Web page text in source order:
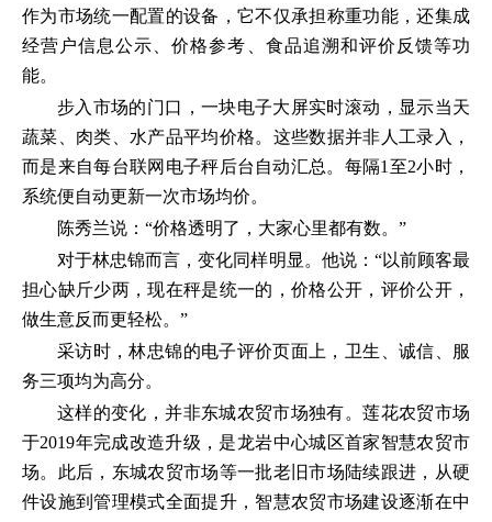
作为市场统一配置的设备，它不仅承担称重功能，还集成
经营户信息公示、价格参考、食品追溯和评价反馈等功
能。
步入市场的门口，一块电子大屏实时滚动，显示当天
蔬菜、肉类、水产品平均价格。这些数据并非人工录入，
而是来自每台联网电子秤后台自动汇总。每隔1至2小时，
系统便自动更新一次市场均价。
陈秀兰说：“价格透明了，大家心里都有数。”
对于林忠锦而言，变化同样明显。他说：“以前顾客最
担心缺斤少两，现在秤是统一的，价格公开，评价公开，
做生意反而更轻松。”
采访时，林忠锦的电子评价页面上，卫生、诚信、服
务三项均为高分。
这样的变化，并非东城农贸市场独有。莲花农贸市场
于2019年完成改造升级，是龙岩中心城区首家智慧农贸市
场。此后，东城农贸市场等一批老旧市场陆续跟进，从硬
件设施到管理模式全面提升，智慧农贸市场建设逐渐在中